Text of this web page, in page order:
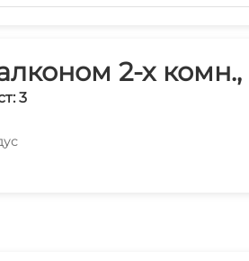
2-х комн.,
3